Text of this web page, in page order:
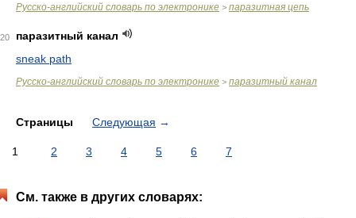
Русско-английский словарь по электронике > паразитная цепь
20
паразитный канал
sneak path
Русско-английский словарь по электронике > паразитный канал
Страницы Следующая →
1 2 3 4 5 6 7
См. также в других словарях: